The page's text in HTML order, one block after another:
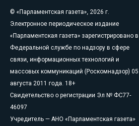
© «Парламентская газета», 2026 г.
Электронное периодическое издание
«Парламентская газета» зарегистрировано в
Федеральной службе по надзору в сфере
связи, информационных технологий и
массовых коммуникаций (Роскомнадзор) 05
августа 2011 года. 18+
Свидетельство о регистрации Эл № ФС77-
46097
Учредитель — АНО «Парламентская газета»